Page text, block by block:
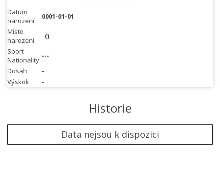
Datum
narození
0001-01-01
Místo
narození
()
Sport
Nationality ---
Dosah
-
Výskok
-
Historie
Data nejsou k dispozici